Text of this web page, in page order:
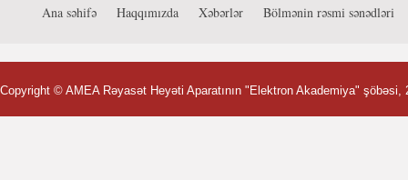
Ana səhifə Haqqımızda Xəbərlər Bölmənin rəsmi sənədləri
Copyright © AMEA Rəyasət Heyəti Aparatının "Elektron Akademiya" şöbəsi,